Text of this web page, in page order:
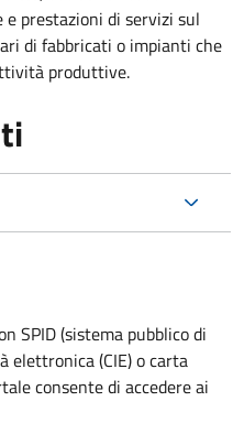
prestazioni di servizi sul
di fabbricati o impianti che
produttive.
SPID (sistema pubblico di
elettronica (CIE) o carta
consente di accedere ai